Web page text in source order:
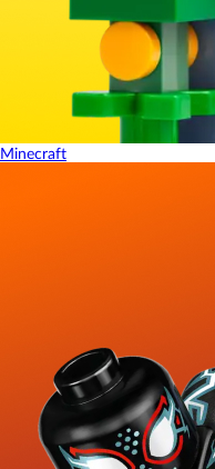
Minecraft